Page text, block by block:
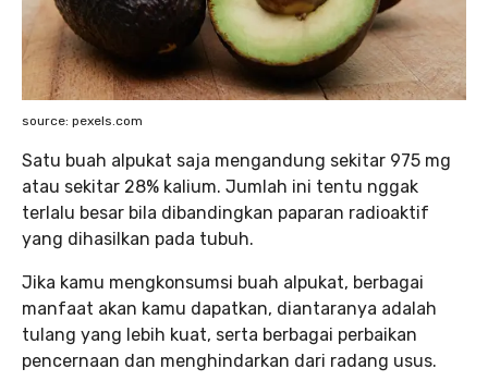
source: pexels.com
Satu buah alpukat saja mengandung sekitar 975 mg
atau sekitar 28% kalium. Jumlah ini tentu nggak
terlalu besar bila dibandingkan paparan radioaktif
yang dihasilkan pada tubuh.
Jika kamu mengkonsumsi buah alpukat, berbagai
manfaat akan kamu dapatkan, diantaranya adalah
tulang yang lebih kuat, serta berbagai perbaikan
pencernaan dan menghindarkan dari radang usus.